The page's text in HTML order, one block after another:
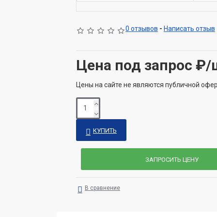
0 отзывов - Написать отзыв
Цена под запрос ₽/
Цены на сайте не являются публичной
КУПИТЬ
ЗАПРОСИТЬ ЦЕНУ
В сравнение